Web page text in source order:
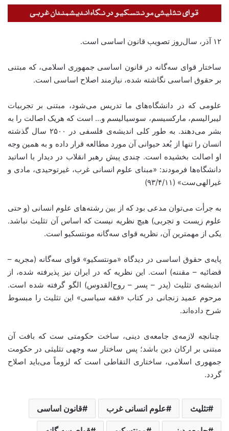
۱۲ آذر، سال‌روز تصویب قانون اساسی است.
ساختار قوای سه‌گانه در قانون اساسی جمهوری اسلامی، که مبتنی
بر حقوق اساسی نگاشته شده، نیازمند اصلاح اساسی است.
علومی که در دانشگاه‌های ما تدریس می‌شود، مبتنی بر تجربیات
لیبرالیسم، مارکسیسم، سوسیالیسم و… است که هریک اصالت را به
بشر می‌دهند. به طور کلی اندیشه‌ی فلسفی در ۲۵۰۰ سال گذشته
انسان را تنها از بُعد حیوانی آن مورد مطالعه قرار داده و به همین وجه
او اصالت بخشیده است. چندی پیش رهبر انقلاب در دیدار با اساتید
دانشگاه‌ها فرمودند: «مبنای علوم انسانی غرب، غیرتوحیدی، مادی و
غیرالهی‌ست» (۹۳/۴/۱۱)
به جرأت می‌توان مدعی بود که از بین رشته‌های علوم انسانی (و حتی
علوم زیست و تجربی) هیچ نظریه نیست که اساس آن تثلیث نباشد.
یکی از مهمترین آن، نظریه قوای سه‌گانه مونتسکیو است.
پایه‌ی حقوق اساسی در دیدگاه «مونتسکیو» قوای سه‌گانه (مجریه –
قضائیه – مقننه) است. این نظریه که در ایران نیز پذیرفته شده، از
اندیشه‌ی تثلیث (پدر – پسر – روح‌القدوس) الگو گرفته شده است.
مرحوم عمید زنجانی در کتاب «فقه سیاسی» این تثلیث را مبسوط
شرح داده‌اند.
چنانچه لازمه‌ی جامعه‌ی دینی، ساخت حکومتی ست که بافت آن
مبتنی بر ارکان دین باشد؛ پس ساختار سه وجهی تثلیثی در حکومت
جمهوری اسلامی، ساختاری التقاطی است که لزوماً می‌باید اصلاح
گردد.
تثلیث علوم انسانی غرب قانون اساسی